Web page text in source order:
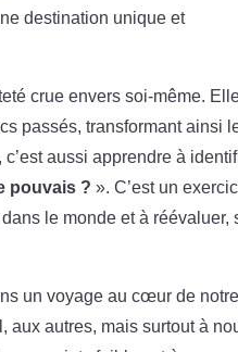
destination unique et
crue envers soi-même.
passés, transformant ainsi
, c’est aussi apprendre à
pouvais ? ». C’est un
le monde et à réévaluer,
un voyage au cœur de notre
aux autres, mais surtout à